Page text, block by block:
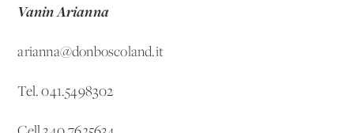
Vanin Arianna
arianna@donboscoland.it
Tel. 041.5498302